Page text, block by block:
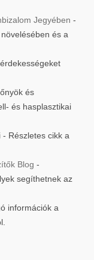
Jegyében -
és a
és
és hasplasztikai
- Részletes cikk a
Blog -
segíthetnek az
információk a